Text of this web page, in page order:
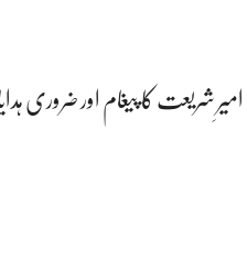
شریعت کا پیغام اور ضروری